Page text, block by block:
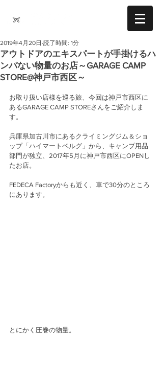
アウトドアのエキスパートが手掛けるハ
ンパない物量のお店～GARAGE CAMP
STORE@神戸市西区～
2019年4月20日 読了時間: 1分
お取り扱い店様を巡る旅、今回は神戸市西区に
あるGARAGE CAMP STOREさんをご紹介しま
す。
兵庫県加古川市にあるクライミングジム＆ショ
ップ「ハイマートベルグ」から、キャンプ用品
部門が独立、2017年5月に神戸市西区にOPENし
たお店。
FEDECA Factoryからも近く、車で30分のところ
にあります。
とにかく圧巻の物量。